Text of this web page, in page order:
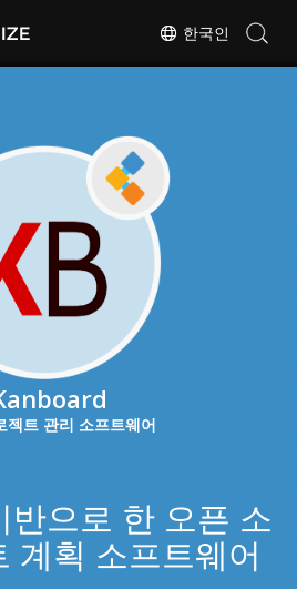
한국인
젝트 관리 소프트웨어
반으로 한 오픈 소
계획 소프트웨어